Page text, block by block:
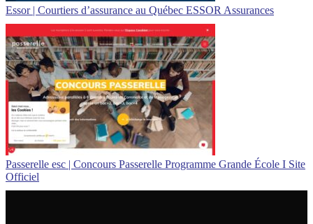
Essor | Courtiers d’assurance au Québec ESSOR Assurances
Passerelle esc | Concours Passerelle Programme Grande École I Site
Officiel